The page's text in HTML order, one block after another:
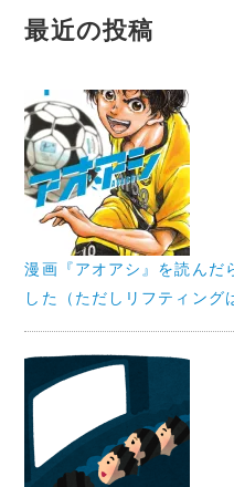
ン
最近の投稿
漫画『アオアシ』を読んだ
した（ただしリフティング